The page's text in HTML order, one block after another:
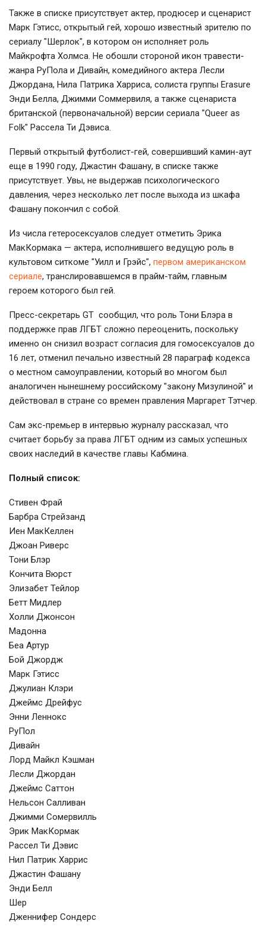
Также в списке присутствует актер, продюсер и сценарист
Марк Гэтисс, открытый гей, хорошо известный зрителю по
сериалу "Шерлок", в котором он исполняет роль
Майкрофта Холмса. Не обошли стороной икон травести-
жанра РуПола и Дивайн, комедийного актера Лесли
Джордана, Нила Патрика Харриса, солиста группы Erasure
Энди Белла, Джимми Соммервиля, а также сценариста
британской (первоначальной) версии сериала "Queer as
Folk" Рассела Ти Дэвиса.
Первый открытый футболист-гей, совершивший камин-аут
еще в 1990 году, Джастин Фашану, в списке также
присутствует. Увы, не выдержав психологического
давления, через несколько лет после выхода из шкафа
Фашану покончил с собой.
Из числа гетеросексуалов следует отметить Эрика
МакКормака — актера, исполнившего ведущую роль в
культовом ситкоме "Уилл и Грэйс", первом американском
сериале, транслировавшемся в прайм-тайм, главным
героем которого был гей.
Пресс-секретарь GT сообщил, что роль Тони Блэра в
поддержке прав ЛГБТ сложно переоценить, поскольку
именно он снизил возраст согласия для гомосексуалов до
16 лет, отменил печально известный 28 параграф кодекса
о местном самоуправлении, который во многом был
аналогичен нынешнему российскому "закону Мизулиной" и
действовал в стране со времен правления Маргарет Тэтчер.
Сам экс-премьер в интервью журналу рассказал, что
считает борьбу за права ЛГБТ одним из самых успешных
своих наследий в качестве главы Кабмина.
Полный список:
Стивен Фрай
Барбра Стрейзанд
Иен МакКеллен
Джоан Риверс
Тони Блэр
Кончита Вюрст
Элизабет Тейлор
Бетт Мидлер
Холли Джонсон
Мадонна
Беа Артур
Бой Джордж
Марк Гэтисс
Джулиан Клэри
Джеймс Дрейфус
Энни Леннокс
РуПол
Дивайн
Лорд Майкл Кэшман
Лесли Джордан
Джеймс Саттон
Нельсон Салливан
Джимми Сомервилль
Эрик МакКормак
Рассел Ти Дэвис
Нил Патрик Харрис
Джастин Фашану
Энди Белл
Шер
Дженнифер Сондерс